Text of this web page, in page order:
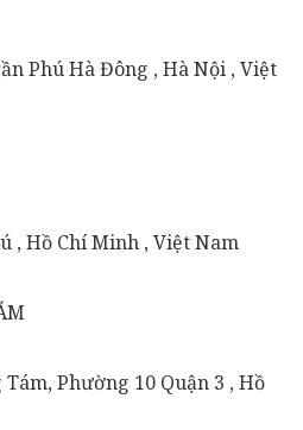
Phú Hà Đông , Hà Nội , Việt
, Hồ Chí Minh , Việt Nam
Phường 10 Quận 3 , Hồ